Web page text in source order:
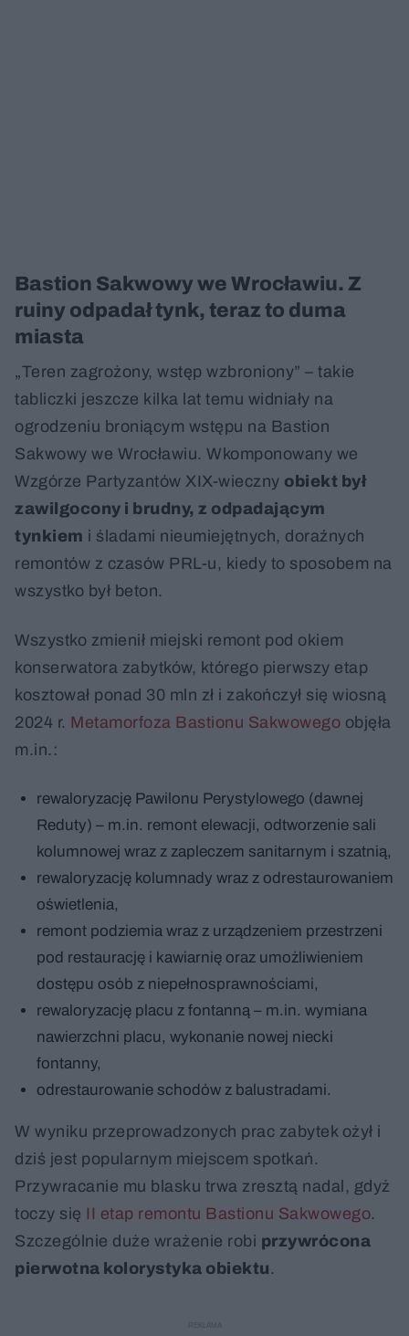
Bastion Sakwowy we Wrocławiu. Z
ruiny odpadał tynk, teraz to duma
miasta
„Teren zagrożony, wstęp wzbroniony” – takie
tabliczki jeszcze kilka lat temu widniały na
ogrodzeniu broniącym wstępu na Bastion
Sakwowy we Wrocławiu. Wkomponowany we
Wzgórze Partyzantów XIX-wieczny obiekt był
zawilgocony i brudny, z odpadającym
tynkiem i śladami nieumiejętnych, doraźnych
remontów z czasów PRL-u, kiedy to sposobem na
wszystko był beton.
Wszystko zmienił miejski remont pod okiem
konserwatora zabytków, którego pierwszy etap
kosztował ponad 30 mln zł i zakończył się wiosną
2024 r. Metamorfoza Bastionu Sakwowego objęła
m.in.:
rewaloryzację Pawilonu Perystylowego (dawnej
Reduty) – m.in. remont elewacji, odtworzenie sali
kolumnowej wraz z zapleczem sanitarnym i szatnią,
rewaloryzację kolumnady wraz z odrestaurowaniem
oświetlenia,
remont podziemia wraz z urządzeniem przestrzeni
pod restaurację i kawiarnię oraz umożliwieniem
dostępu osób z niepełnosprawnościami,
rewaloryzację placu z fontanną – m.in. wymiana
nawierzchni placu, wykonanie nowej niecki
fontanny,
odrestaurowanie schodów z balustradami.
W wyniku przeprowadzonych prac zabytek ożył i
dziś jest popularnym miejscem spotkań.
Przywracanie mu blasku trwa zresztą nadal, gdyż
toczy się II etap remontu Bastionu Sakwowego.
Szczególnie duże wrażenie robi przywrócona
pierwotna kolorystyka obiektu .